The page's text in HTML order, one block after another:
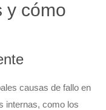
y cómo
causas de fallo en
internas, como los